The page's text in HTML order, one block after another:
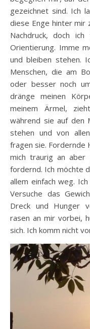
gezeichnet sind. Ich
diese Enge hinter mir
Nachdruck, doch
Orientierung. Imme
und bleiben stehen.
Menschen, die am
oder besser noch
dränge meinen
meinem Ärmel,
während sie auf den
stehen und von
fragen sie. Fordernde
mich traurig an aber
fordernd. Ich möchte
allem einfach weg.
Versuche das
Dreck und Hunger
rasen an mir vorbei,
sich. Ich komm nicht